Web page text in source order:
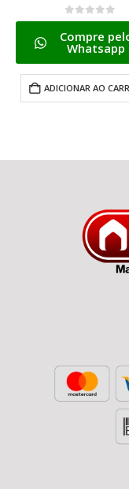
0de 5
Compre
Whatsapp
ADICIONAR AO